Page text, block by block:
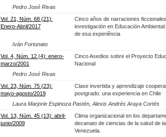
Pedro José Rivas
Vol. 21, Núm. 68 (21):
Enero-Abril/2017
Cinco años de narraciones
investigación en Educación
de esa experiência
Iván Fortunato
Vol. 4, Núm. 12 (4): enero-
marzo/2001
Cinco Asedios sobre el Proyecto
Nacional
Pedro José Rivas
Vol. 23, Núm. 75 (23):
mayo-agosto/2019
Clase invertida y aprendizaje
postgrado: una experiencia en Chile
Laura Marjorie Espinoza Pastén, Alexis Andrés Araya Cortés
Vol. 13, Núm. 45 (13): abril-
junio/2009
Clima organizacional en los
decanato de ciencias de la salud de
Venezuela.